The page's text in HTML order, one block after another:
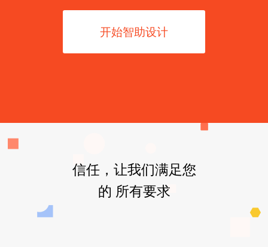
开始智助设计
信任，让我们满足您
的 所有要求